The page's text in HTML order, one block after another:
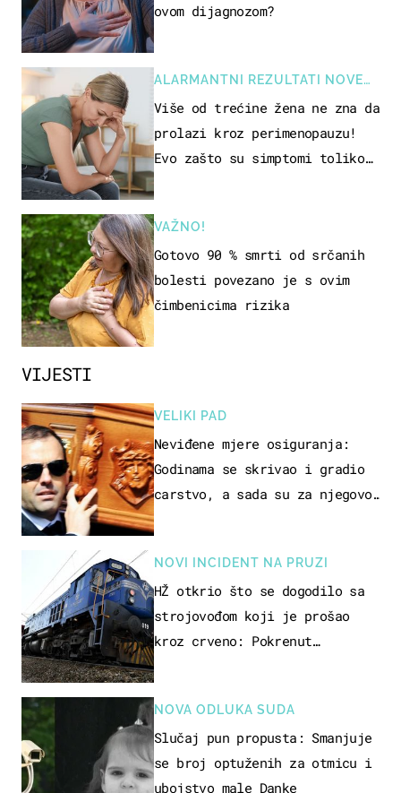
VIJESTI
VELIKI PAD
Neviđene mjere osiguranja:
Godinama se skrivao i gradio
carstvo, a sada su za njegovo
NOVI INCIDENT NA PRUZI
HŽ otkrio što se dogodilo sa
strojovođom koji je prošao
kroz crveno: Pokrenut
NOVA ODLUKA SUDA
Slučaj pun propusta: Smanjuje
se broj optuženih za otmicu i
ubojstvo male Danke
ovom dijagnozom?
ALARMANTNI REZULTATI NOVE
STUDIJE
Više od trećine žena ne zna da
prolazi kroz perimenopauzu!
Evo zašto su simptomi toliko
VAŽNO!
Gotovo 90 % smrti od srčanih
bolesti povezano je s ovim
čimbenicima rizika